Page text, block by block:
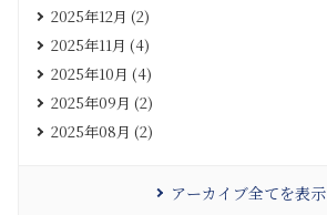
2025年12月 (2)
2025年11月 (4)
2025年10月 (4)
2025年09月 (2)
2025年08月 (2)
アーカイブ全てを表示